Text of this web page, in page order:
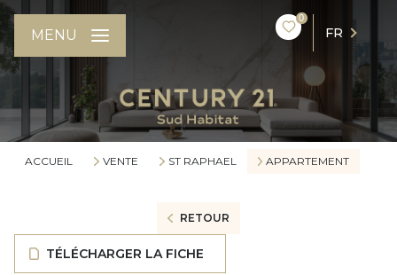
0
FR
MENU
ACCUEIL VENTE ST RAPHAEL APPARTEMENT
RETOUR
TÉLÉCHARGER LA FICHE